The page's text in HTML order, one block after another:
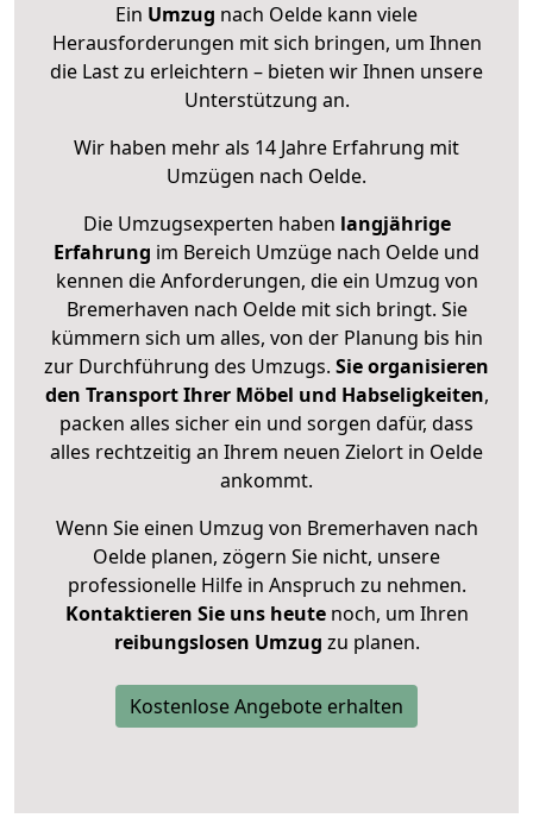
Ein Umzug nach Oelde kann viele
Herausforderungen mit sich bringen, um Ihnen
die Last zu erleichtern – bieten wir Ihnen unsere
Unterstützung an.
Wir haben mehr als 14 Jahre Erfahrung mit
Umzügen nach Oelde.
Die Umzugsexperten haben langjährige
Erfahrung im Bereich Umzüge nach Oelde und
kennen die Anforderungen, die ein Umzug von
Bremerhaven nach Oelde mit sich bringt. Sie
kümmern sich um alles, von der Planung bis hin
zur Durchführung des Umzugs. Sie organisieren
den Transport Ihrer Möbel und Habseligkeiten,
packen alles sicher ein und sorgen dafür, dass
alles rechtzeitig an Ihrem neuen Zielort in Oelde
ankommt.
Wenn Sie einen Umzug von Bremerhaven nach
Oelde planen, zögern Sie nicht, unsere
professionelle Hilfe in Anspruch zu nehmen.
Kontaktieren Sie uns heutenoch, um Ihren
reibungslosen Umzug zu planen.
Kostenlose Angebote erhalten